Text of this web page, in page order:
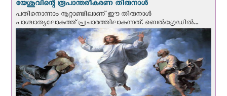
യേശുവിന്റെ രൂപാന്തരീകരണ തിരുനാള്‍
പതിനൊന്നാം നൂറ്റാണ്ടിലാണ് ഈ തിരുനാള്‍
പാശ്ചാത്യലോകത്ത് പ്രചാരത്തിലാകുന്നത്. ബെല്‍ഗ്രേഡില്‍...